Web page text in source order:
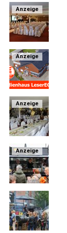
Anzeige
Anzeige
Anzeige
Anzeige